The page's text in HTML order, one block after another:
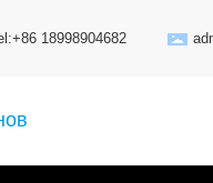
18998904682